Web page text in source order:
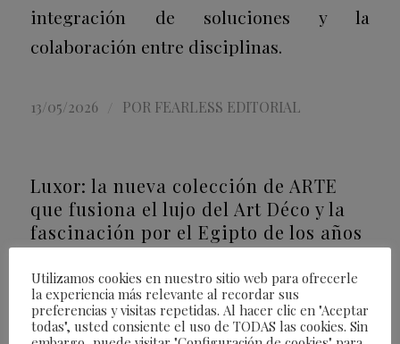
integración de soluciones y la
colaboración entre disciplinas.
13/05/2026 POR FEARLESS EDITORIAL
Luxor: la nueva colección de ARTE
que fusiona el lujo del Art Déco y la
fascinación por el Egipto de los años
veinte
ARTE,INTERIORISMO,LIFESTYLE
Utilizamos cookies en nuestro sitio web para ofrecerle
la experiencia más relevante al recordar sus
preferencias y visitas repetidas. Al hacer clic en "Aceptar
todas", usted consiente el uso de TODAS las cookies. Sin